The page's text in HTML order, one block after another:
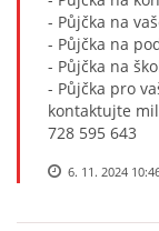
- Půjčka na
- Půjčka na
- Půjčka na
- Půjčka pro
kontaktujte
728 595 643
6. 11. 2024